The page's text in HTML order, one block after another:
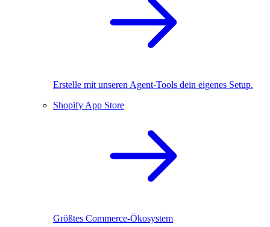
Erstelle mit unseren Agent-Tools dein eigenes Setup.
Shopify App Store
Größtes Commerce-Ökosystem